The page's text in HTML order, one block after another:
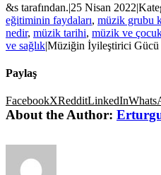
&s tarafından.|25 Nisan 2022|
eğitiminin faydaları, müzik grubu
nedir, müzik tarihi, müzik ve
ve sağlık|Müziğin İyileştirici Gücü
Paylaş
FacebookXRedditLinkedIn
About the Author: